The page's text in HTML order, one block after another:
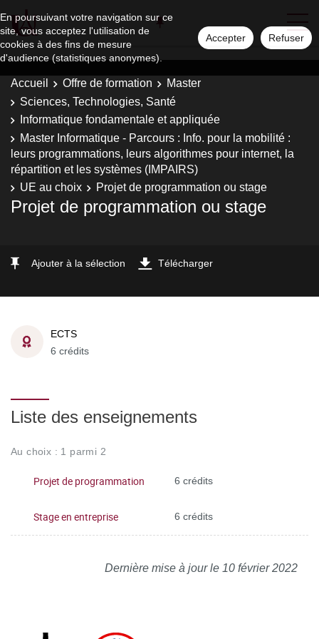
En poursuivant votre navigation sur ce
site, vous acceptez l'utilisation de
cookies à des fins de mesure
d'audience (statistiques anonymes).
Accepter Refuser
Accueil Offre de formation
Master
Sciences, Technologies, Santé
Informatique fondamentale et appliquée
Master Informatique - Parcours : Info. pour la mobilité :
leurs programmations, leurs algorithmes pour internet, la
répartition et les systèmes (IMPAIRS)
UE au choix
Projet de programmation ou stage
Projet de programmation ou stage
Ajouter à la sélection Télécharger
ECTS
6 crédits
Liste des enseignements
Au choix : 1 parmi 2
Projet de programmation 6 crédits
Stage en entreprise 6 crédits
Dernière mise à jour le 10 février 2022